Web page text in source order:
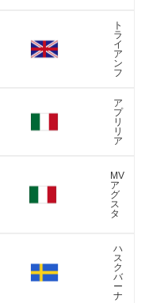
ト
ラ
イ
ア
ン
フ
ア
プ
リ
リ
ア
MV
ア
グ
ス
タ
ハ
ス
ク
バ
ー
ナ